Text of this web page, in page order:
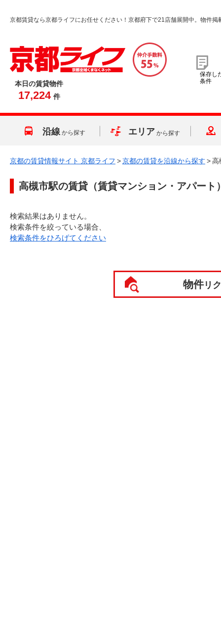
京都賃貸なら京都ライフにお任せください！京都府下で21店舗展開中。物件掲
本日の賃貸物件
17,224 件
保存し
条件
沿線 から探す エリア から探す
京都の賃貸情報サイト 京都ライフ >京都の賃貸を沿線から探す >高
高槻市駅の賃貸（賃貸マンション・アパート
検索結果はありません。
検索条件を絞っている場合、
検索条件をひろげてください
物件リ